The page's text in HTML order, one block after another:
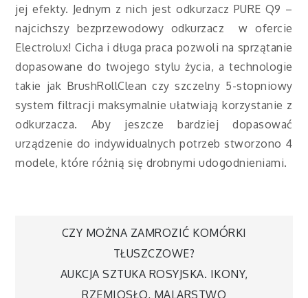
jej efekty. Jednym z nich jest odkurzacz PURE Q9 –
najcichszy bezprzewodowy odkurzacz w ofercie
Electrolux! Cicha i długa praca pozwoli na sprzątanie
dopasowane do twojego stylu życia, a technologie
takie jak BrushRollClean czy szczelny 5-stopniowy
system filtracji maksymalnie ułatwiają korzystanie z
odkurzacza. Aby jeszcze bardziej dopasować
urządzenie do indywidualnych potrzeb stworzono 4
modele, które różnią się drobnymi udogodnieniami.
Nawigacja
wpisu
CZY MOŻNA ZAMROZIĆ KOMÓRKI
TŁUSZCZOWE?
AUKCJA SZTUKA ROSYJSKA. IKONY,
RZEMIOSŁO, MALARSTWO